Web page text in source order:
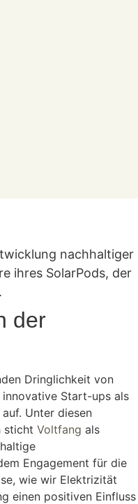
nachhaltiger
ihres SolarPods, der
der
Dringlichkeit von
Start-ups als
Unter diesen
sticht Voltfang als
Engagement für die
wie wir Elektrizität
einen positiven Einfluss